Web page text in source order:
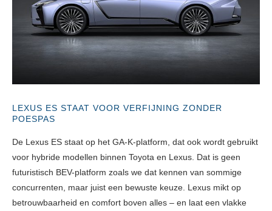
LEXUS ES STAAT VOOR VERFIJNING ZONDER
POESPAS
De Lexus ES staat op het GA-K-platform, dat ook wordt gebruikt
voor hybride modellen binnen Toyota en Lexus. Dat is geen
futuristisch BEV-platform zoals we dat kennen van sommige
concurrenten, maar juist een bewuste keuze. Lexus mikt op
betrouwbaarheid en comfort boven alles – en laat een vlakke